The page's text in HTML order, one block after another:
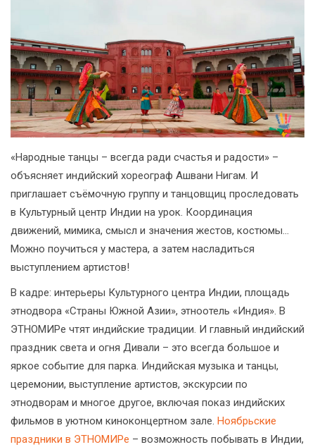
«Народные танцы – всегда ради счастья и радости» –
объясняет индийский хореограф Ашвани Нигам. И
приглашает съёмочную группу и танцовщиц проследовать
в Культурный центр Индии на урок. Координация
движений, мимика, смысл и значения жестов, костюмы...
Можно поучиться у мастера, а затем насладиться
выступлением артистов!
В кадре: интерьеры Культурного центра Индии, площадь
этнодвора «Страны Южной Азии», этноотель «Индия». В
ЭТНОМИРе чтят индийские традиции. И главный индийский
праздник света и огня Дивали – это всегда большое и
яркое событие для парка. Индийская музыка и танцы,
церемонии, выступление артистов, экскурсии по
этнодворам и многое другое, включая показ индийских
фильмов в уютном киноконцертном зале. Ноябрьские
праздники в ЭТНОМИРе – возможность побывать в Индии,